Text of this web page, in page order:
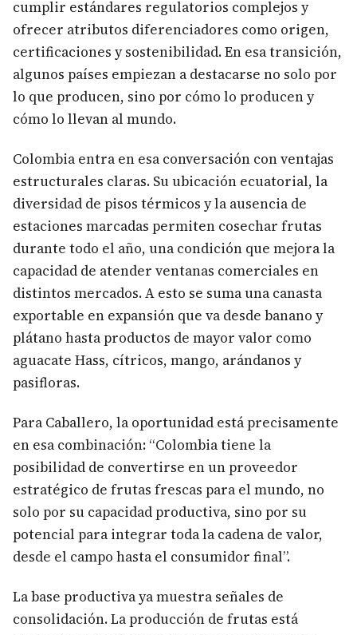
cumplir estándares regulatorios complejos y
ofrecer atributos diferenciadores como origen,
certificaciones y sostenibilidad. En esa transición,
algunos países empiezan a destacarse no solo por
lo que producen, sino por cómo lo producen y
cómo lo llevan al mundo.
Colombia entra en esa conversación con ventajas
estructurales claras. Su ubicación ecuatorial, la
diversidad de pisos térmicos y la ausencia de
estaciones marcadas permiten cosechar frutas
durante todo el año, una condición que mejora la
capacidad de atender ventanas comerciales en
distintos mercados. A esto se suma una canasta
exportable en expansión que va desde banano y
plátano hasta productos de mayor valor como
aguacate Hass, cítricos, mango, arándanos y
pasifloras.
Para Caballero, la oportunidad está precisamente
en esa combinación: “Colombia tiene la
posibilidad de convertirse en un proveedor
estratégico de frutas frescas para el mundo, no
solo por su capacidad productiva, sino por su
potencial para integrar toda la cadena de valor,
desde el campo hasta el consumidor final”.
La base productiva ya muestra señales de
consolidación. La producción de frutas está